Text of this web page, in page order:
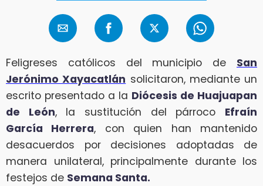
Feligreses católicos del municipio de San
Jerónimo Xayacatlán solicitaron, mediante un
escrito presentado a la Diócesis de Huajuapan
de León, la sustitución del párroco Efraín
García Herrera, con quien han mantenido
desacuerdos por decisiones adoptadas de
manera unilateral, principalmente durante los
festejos de Semana Santa.